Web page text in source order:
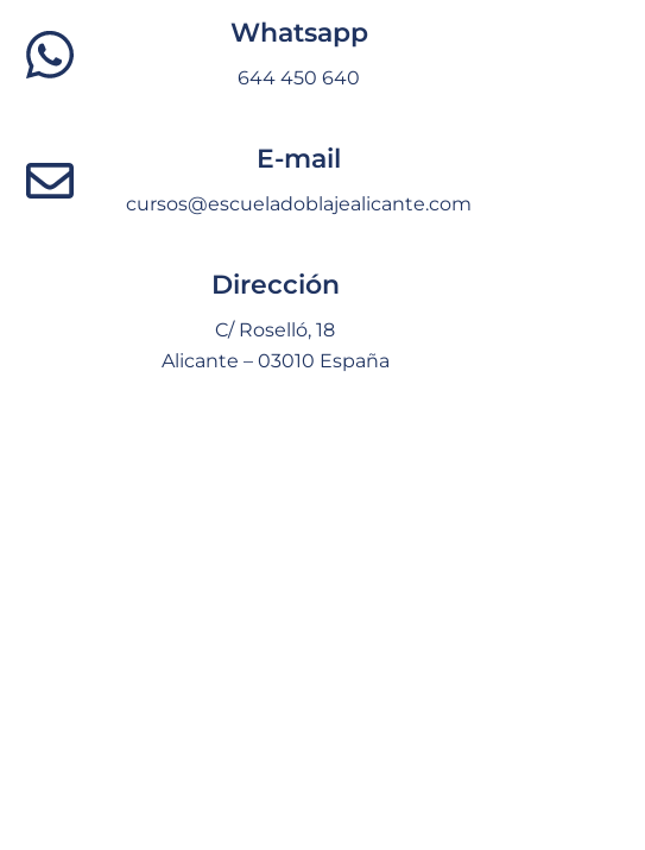
Whatsapp
644 450 640
E-mail
cursos@escueladoblajealicante.com
Dirección
C/ Roselló, 18
Alicante – 03010 España